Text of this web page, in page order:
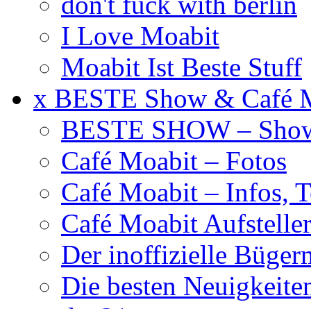
I Love Moabit
Moabit Ist Beste Stuff
x BESTE Show & Café
BESTE SHOW –
Café Moabit – Fotos
Café Moabit – Infos,
Café Moabit Aufsteller
Der inoffizielle
Die besten